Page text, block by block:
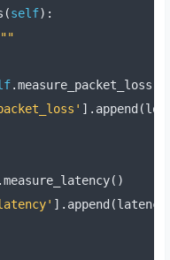
(self):
.measure_packet_loss
]. append (
measure_latency()
]. append (latency